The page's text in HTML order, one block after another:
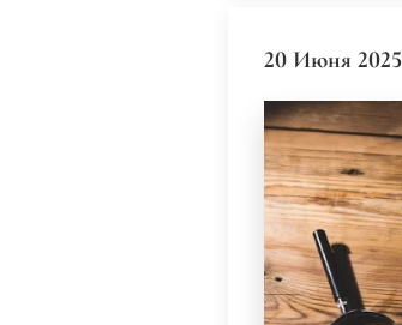
20 Июня 2025